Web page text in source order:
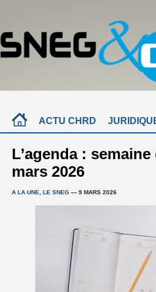
ACTU CHRD
L’agenda :
mars 2026
A LA UNE LE SNEG — 9 MARS 2026